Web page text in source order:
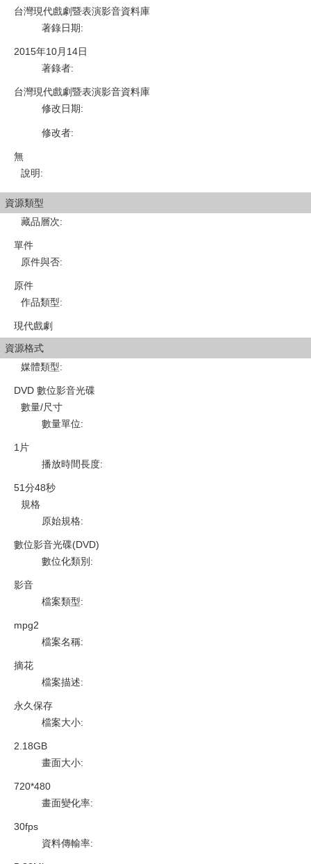
台灣現代戲劇暨表演影音資料庫
著錄日期:
2015年10月14日
著錄者:
台灣現代戲劇暨表演影音資料庫
修改日期:
修改者:
無
說明:
資源類型
藏品層次:
單件
原件與否:
原件
作品類型:
現代戲劇
資源格式
媒體類型:
DVD 數位影音光碟
數量/尺寸
數量單位:
1片
播放時間長度:
51分48秒
規格
原始規格:
數位影音光碟(DVD)
數位化類別:
影音
檔案類型:
mpg2
檔案名稱:
摘花
檔案描述:
永久保存
檔案大小:
2.18GB
畫面大小:
720*480
畫面變化率:
30fps
資料傳輸率: